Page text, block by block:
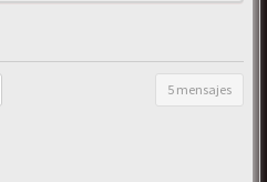
5 mensajes